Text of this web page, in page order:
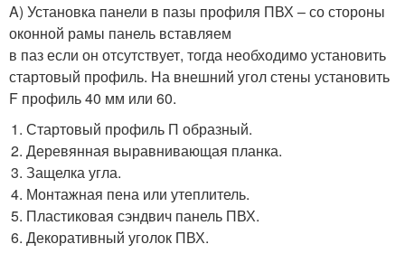
A) Установка панели в пазы профиля ПВХ – со стороны
оконной рамы панель вставляем
в паз если он отсутствует, тогда необходимо установить
стартовый профиль. На внешний угол стены установить
F профиль 40 мм или 60.
Стартовый профиль П образный.
Деревянная выравнивающая планка.
Защелка угла.
Монтажная пена или утеплитель.
Пластиковая сэндвич панель ПВХ.
Декоративный уголок ПВХ.